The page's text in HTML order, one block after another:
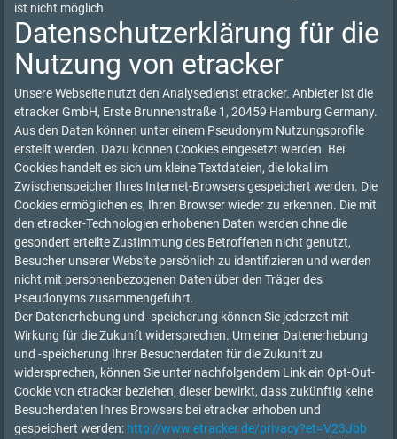
ist nicht möglich.
Datenschutzerklärung für die
Nutzung von etracker
Unsere Webseite nutzt den Analysedienst etracker. Anbieter ist die
etracker GmbH, Erste Brunnenstraße 1, 20459 Hamburg Germany.
Aus den Daten können unter einem Pseudonym Nutzungsprofile
erstellt werden. Dazu können Cookies eingesetzt werden. Bei
Cookies handelt es sich um kleine Textdateien, die lokal im
Zwischenspeicher Ihres Internet-Browsers gespeichert werden. Die
Cookies ermöglichen es, Ihren Browser wieder zu erkennen. Die mit
den etracker-Technologien erhobenen Daten werden ohne die
gesondert erteilte Zustimmung des Betroffenen nicht genutzt,
Besucher unserer Website persönlich zu identifizieren und werden
nicht mit personenbezogenen Daten über den Träger des
Pseudonyms zusammengeführt.
Der Datenerhebung und -speicherung können Sie jederzeit mit
Wirkung für die Zukunft widersprechen. Um einer Datenerhebung
und -speicherung Ihrer Besucherdaten für die Zukunft zu
widersprechen, können Sie unter nachfolgendem Link ein Opt-Out-
Cookie von etracker beziehen, dieser bewirkt, dass zukünftig keine
Besucherdaten Ihres Browsers bei etracker erhoben und
gespeichert werden: http://www.etracker.de/privacy?et=V23Jbb